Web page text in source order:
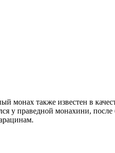
также известен в
у праведной монахини,